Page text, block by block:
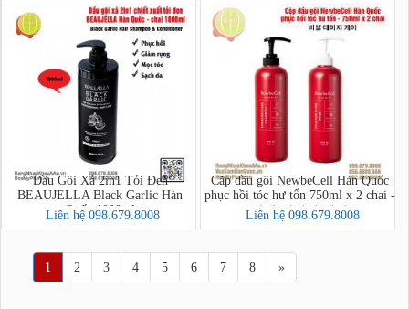
Dầu Gội Xả 2in1 Tỏi Đen
BEAUJELLA Black Garlic Hàn
Quốc 1000ml
Liên hệ 098.679.8008
Cặp dầu gội NewbeCell Hàn Quốc
phục hồi tóc hư tổn 750ml x 2 chai -
비셀 데미지 케어
Liên hệ 098.679.8008
1 2 3 4 5 6 7 8 »